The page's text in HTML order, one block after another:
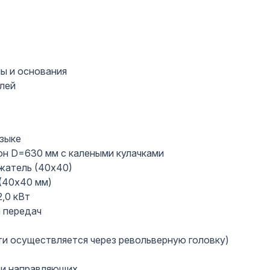
и основания
D=630 мм с калеными кулачками
(40х40)
мм)
кВт
передач
через револьверную головку)